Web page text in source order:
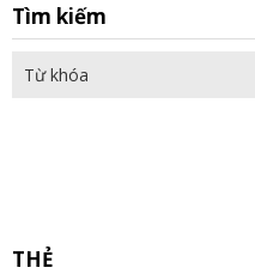
Tìm kiếm
THẺ